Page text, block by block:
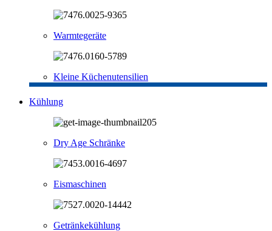
Warmtegeräte
Kleine Küchenutensilien
Kühlung
Dry Age Schränke
Eismaschinen
Getränkekühlung